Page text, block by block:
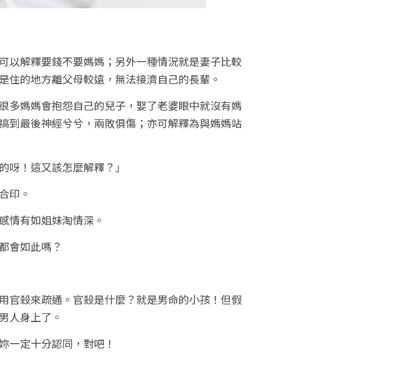
以解釋要錢不要媽媽；另外一種情況就是妻子比較
的地方離父母較遠，無法接濟自己的長輩。
多媽媽會抱怨自己的兒子，娶了老婆眼中就沒有媽
到最後神經兮兮，兩敗俱傷；亦可解釋為與媽媽站
！這又該怎麼解釋？」
印。
情有如姐妹淘情深。
會如此嗎？
官殺來疏通。官殺是什麼？就是男命的小孩！但假
人身上了。
一定十分認同，對吧！